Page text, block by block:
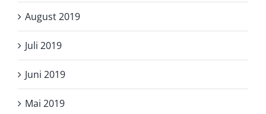
August 2019
Juli 2019
Juni 2019
Mai 2019